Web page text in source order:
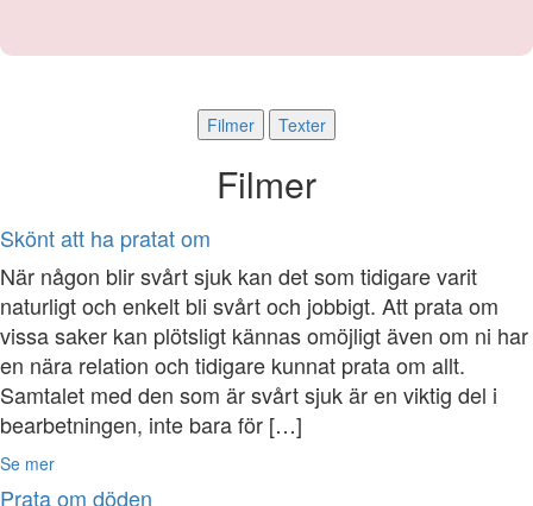
Filmer Texter
Filmer
Skönt att ha pratat om
När någon blir svårt sjuk kan det som tidigare varit
naturligt och enkelt bli svårt och jobbigt. Att prata om
vissa saker kan plötsligt kännas omöjligt även om ni har
en nära relation och tidigare kunnat prata om allt.
Samtalet med den som är svårt sjuk är en viktig del i
bearbetningen, inte bara för […]
Se mer
Prata om döden